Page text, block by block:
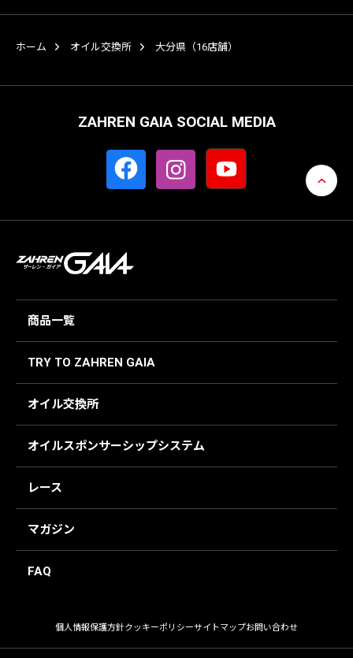
ホーム オイル交換所 大分県（16店舗）
ZAHREN GAIA SOCIAL MEDIA
商品一覧
TRY TO ZAHREN GAIA
オイル交換所
オイルスポンサーシップシステム
レース
マガジン
FAQ
個人情報保護方針クッキーポリシーサイトマップお問い合わせ